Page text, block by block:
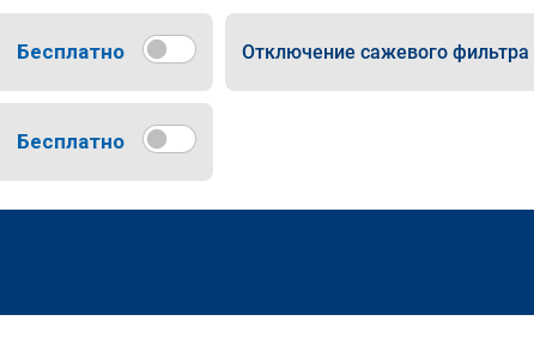
Бесплатно Отключение сажевого фильтра
Бесплатно